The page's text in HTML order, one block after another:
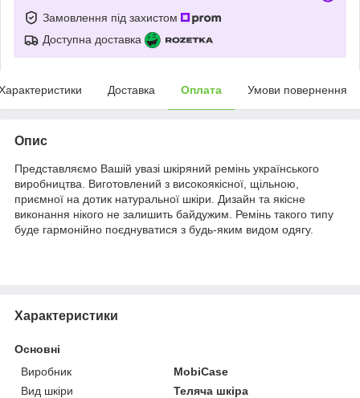
Замовлення під захистом
Доступна доставка
Доставка Оплата Умови повернення
Опис
Представляємо Вашій увазі шкіряний ремінь українського
виробництва. Виготовлений з високоякісної, щільною,
приємної на дотик натуральної шкіри. Дизайн та якісне
виконання нікого не залишить байдужим. Ремінь такого типу
буде гармонійно поєднуватися з будь-яким видом одягу.
Характеристики
Основні
Виробник
MobiCase
Вид шкіри
Теляча шкіра